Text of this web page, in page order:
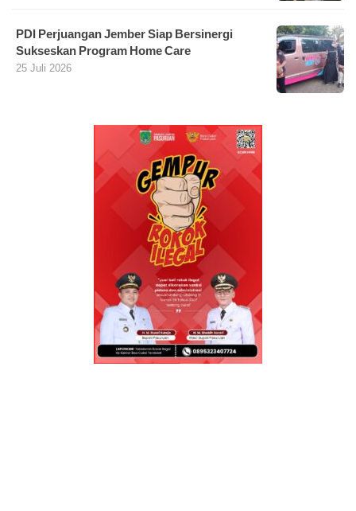
PDI Perjuangan Jember Siap Bersinergi
Sukseskan Program Home Care
25 Juli 2026